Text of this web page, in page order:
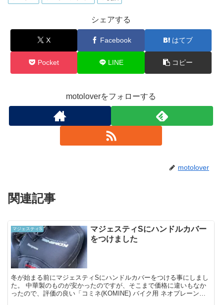
シェアする
X Facebook はてブ
Pocket LINE コピー
motoloverをフォローする
motolover
関連記事
マジェスティS
マジェスティSにハンドルカバー
をつけました
冬が始まる前にマジェスティSにハンドルカバーをつける事にしまし
た。 中華製のものが安かったのですが、そこまで価格に違いもなか
ったので、評価の良い「コミネ(KOMINE) バイク用 ネオプレーンハ